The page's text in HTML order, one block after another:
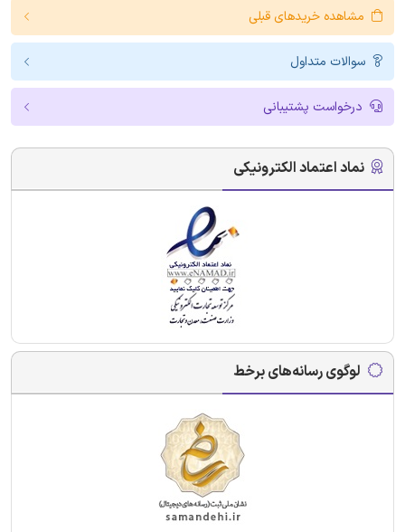
مشاهده خریدهای قبلی
سوالات متداول
درخواست پشتیبانی
نماد اعتماد الکترونیکی
لوگوی رسانه‌های برخط